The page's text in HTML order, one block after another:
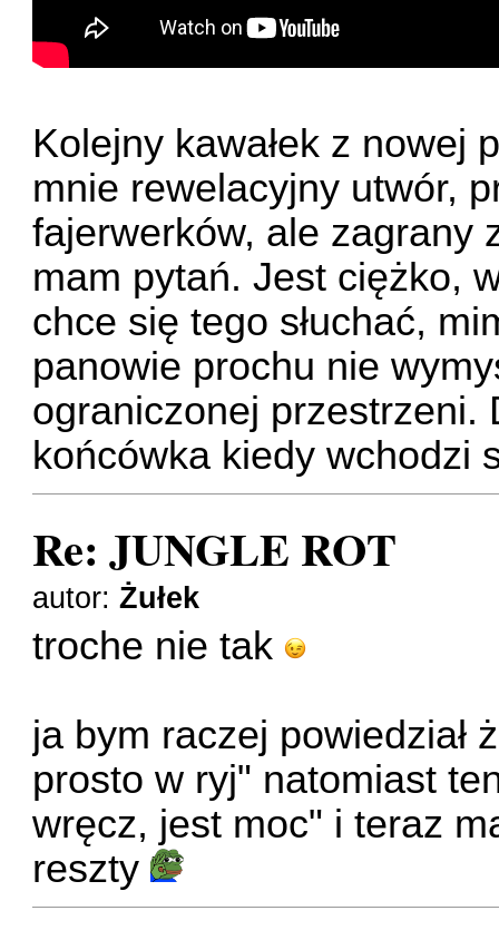
Kolejny kawałek z nowej
mnie rewelacyjny utwór,
fajerwerków, ale zagrany
mam pytań. Jest ciężko,
chce się tego słuchać,
panowie prochu nie
ograniczonej przestrzeni.
końcówka kiedy wchodzi
Re: JUNGLE ROT
autor:Żułek
troche nie tak
ja bym raczej powiedział
prosto w ryj" natomiast
wręcz, jest moc" i teraz
reszty